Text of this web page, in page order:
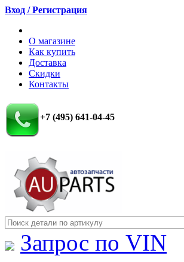
Вход / Регистрация
О магазине
Как купить
Доставка
Скидки
Контакты
+7 (495) 641-04-45
Запрос по VIN